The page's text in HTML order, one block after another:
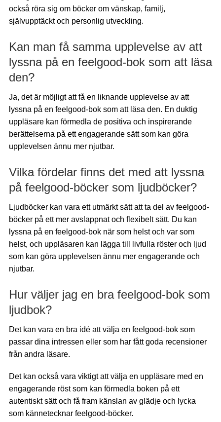
också röra sig om böcker om vänskap, familj,
självupptäckt och personlig utveckling.
Kan man få samma upplevelse av att
lyssna på en feelgood-bok som att läsa
den?
Ja, det är möjligt att få en liknande upplevelse av att
lyssna på en feelgood-bok som att läsa den. En duktig
uppläsare kan förmedla de positiva och inspirerande
berättelserna på ett engagerande sätt som kan göra
upplevelsen ännu mer njutbar.
Vilka fördelar finns det med att lyssna
på feelgood-böcker som ljudböcker?
Ljudböcker kan vara ett utmärkt sätt att ta del av feelgood-
böcker på ett mer avslappnat och flexibelt sätt. Du kan
lyssna på en feelgood-bok när som helst och var som
helst, och uppläsaren kan lägga till livfulla röster och ljud
som kan göra upplevelsen ännu mer engagerande och
njutbar.
Hur väljer jag en bra feelgood-bok som
ljudbok?
Det kan vara en bra idé att välja en feelgood-bok som
passar dina intressen eller som har fått goda recensioner
från andra läsare.
Det kan också vara viktigt att välja en uppläsare med en
engagerande röst som kan förmedla boken på ett
autentiskt sätt och få fram känslan av glädje och lycka
som kännetecknar feelgood-böcker.